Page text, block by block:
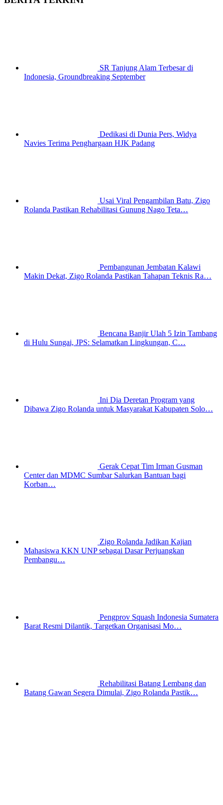
SR Tanjung Alam Terbesar di
Indonesia, Groundbreaking September
Dedikasi di Dunia Pers, Widya
Navies Terima Penghargaan HJK Padang
Usai Viral Pengambilan Batu, Zigo
Rolanda Pastikan Rehabilitasi Gunung Nago Teta…
Pembangunan Jembatan Kalawi
Makin Dekat, Zigo Rolanda Pastikan Tahapan Teknis Ra…
Bencana Banjir Ulah 5 Izin Tambang
di Hulu Sungai, JPS: Selamatkan Lingkungan, C…
Ini Dia Deretan Program yang
Dibawa Zigo Rolanda untuk Masyarakat Kabupaten Solo…
Gerak Cepat Tim Irman Gusman
Center dan MDMC Sumbar Salurkan Bantuan bagi
Korban…
Zigo Rolanda Jadikan Kajian
Mahasiswa KKN UNP sebagai Dasar Perjuangkan
Pembangu…
Pengprov Squash Indonesia Sumatera
Barat Resmi Dilantik, Targetkan Organisasi Mo…
Rehabilitasi Batang Lembang dan
Batang Gawan Segera Dimulai, Zigo Rolanda Pastik…